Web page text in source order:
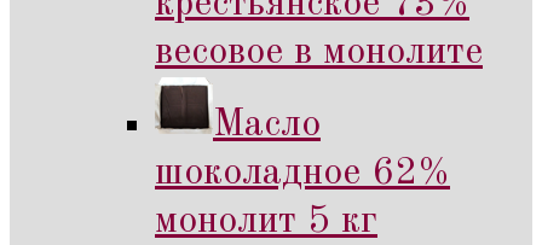
весовое в монолите
Масло
шоколадное 62%
монолит 5 кг